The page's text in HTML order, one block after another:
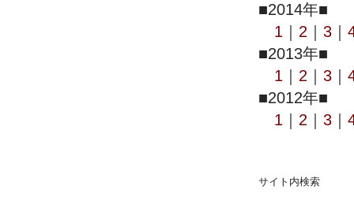
■2014年■
1
2 3
■2013年■
1
2 3
■2012年■
1
2 3
サイト内検索